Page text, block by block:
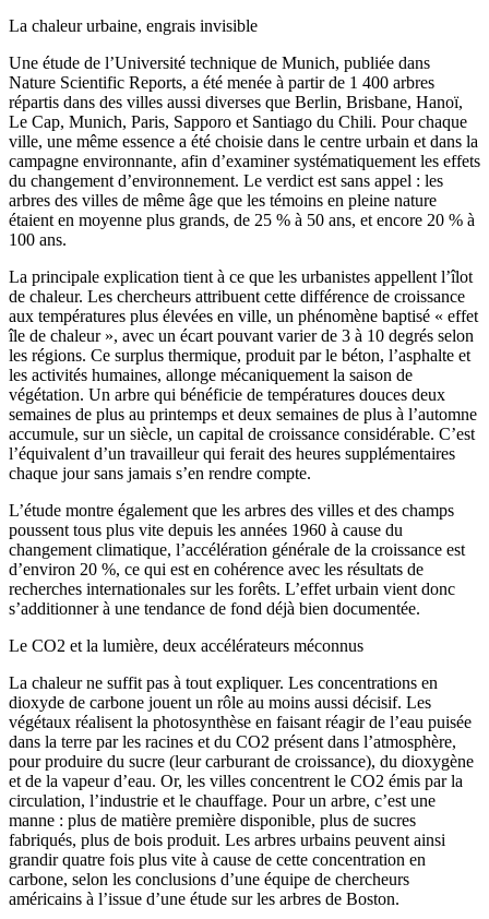
La chaleur urbaine, engrais invisible
Une étude de l’Université technique de Munich, publiée dans
Nature Scientific Reports, a été menée à partir de 1 400 arbres
répartis dans des villes aussi diverses que Berlin, Brisbane, Hanoï,
Le Cap, Munich, Paris, Sapporo et Santiago du Chili. Pour chaque
ville, une même essence a été choisie dans le centre urbain et dans la
campagne environnante, afin d’examiner systématiquement les effets
du changement d’environnement. Le verdict est sans appel : les
arbres des villes de même âge que les témoins en pleine nature
étaient en moyenne plus grands, de 25 % à 50 ans, et encore 20 % à
100 ans.
La principale explication tient à ce que les urbanistes appellent l’îlot
de chaleur. Les chercheurs attribuent cette différence de croissance
aux températures plus élevées en ville, un phénomène baptisé « effet
île de chaleur », avec un écart pouvant varier de 3 à 10 degrés selon
les régions. Ce surplus thermique, produit par le béton, l’asphalte et
les activités humaines, allonge mécaniquement la saison de
végétation. Un arbre qui bénéficie de températures douces deux
semaines de plus au printemps et deux semaines de plus à l’automne
accumule, sur un siècle, un capital de croissance considérable. C’est
l’équivalent d’un travailleur qui ferait des heures supplémentaires
chaque jour sans jamais s’en rendre compte.
L’étude montre également que les arbres des villes et des champs
poussent tous plus vite depuis les années 1960 à cause du
changement climatique, l’accélération générale de la croissance est
d’environ 20 %, ce qui est en cohérence avec les résultats de
recherches internationales sur les forêts. L’effet urbain vient donc
s’additionner à une tendance de fond déjà bien documentée.
Le CO2 et la lumière, deux accélérateurs méconnus
La chaleur ne suffit pas à tout expliquer. Les concentrations en
dioxyde de carbone jouent un rôle au moins aussi décisif. Les
végétaux réalisent la photosynthèse en faisant réagir de l’eau puisée
dans la terre par les racines et du CO2 présent dans l’atmosphère,
pour produire du sucre (leur carburant de croissance), du dioxygène
et de la vapeur d’eau. Or, les villes concentrent le CO2 émis par la
circulation, l’industrie et le chauffage. Pour un arbre, c’est une
manne : plus de matière première disponible, plus de sucres
fabriqués, plus de bois produit. Les arbres urbains peuvent ainsi
grandir quatre fois plus vite à cause de cette concentration en
carbone, selon les conclusions d’une équipe de chercheurs
américains à l’issue d’une étude sur les arbres de Boston.